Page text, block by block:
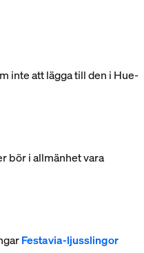
inte att lägga till den i Hue-
bör i allmänhet vara
Festavia-ljusslingor